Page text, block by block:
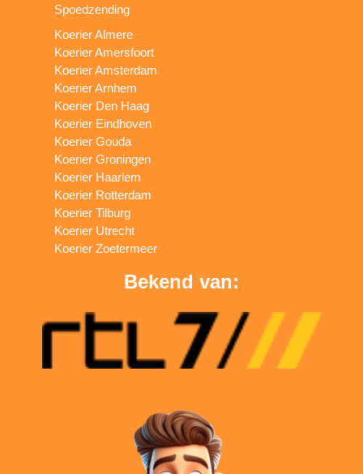
Spoedzending
Koerier Almere
Koerier Amersfoort
Koerier Amsterdam
Koerier Arnhem
Koerier Den Haag
Koerier Eindhoven
Koerier Gouda
Koerier Groningen
Koerier Haarlem
Koerier Rotterdam
Koerier Tilburg
Koerier Utrecht
Koerier Zoetermeer
Bekend van: